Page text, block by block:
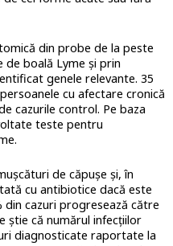
din probe de la peste
de boală Lyme și prin
genele relevante. 35
cu afectare cronică
cazurile control. Pe baza
teste pentru
de căpușe și, în
cu antibiotice dacă este
cazuri progresează către
știe că numărul infecțiilor
diagnosticate raportate la